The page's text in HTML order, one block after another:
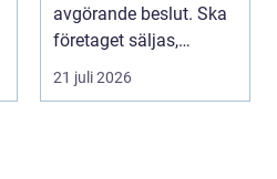
avgörande beslut. Ska
företaget säljas,
generationsskiftas,...
21 juli 2026